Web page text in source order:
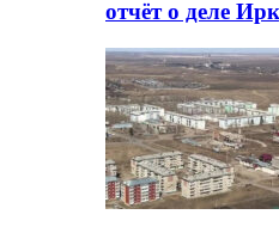
отчёт о деле